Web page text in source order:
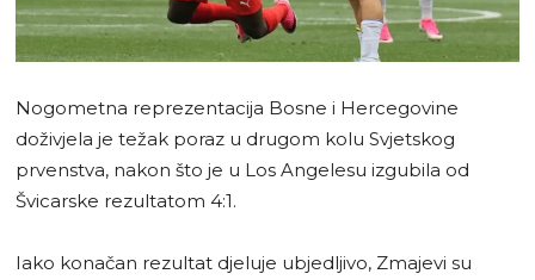
Nogometna reprezentacija Bosne i Hercegovine
doživjela je težak poraz u drugom kolu Svjetskog
prvenstva, nakon što je u Los Angelesu izgubila od
Švicarske rezultatom 4:1.
Iako konačan rezultat djeluje ubjedljivo, Zmajevi su